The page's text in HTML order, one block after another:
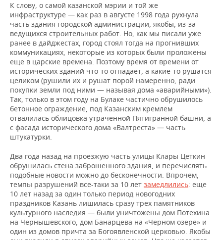
К слову, о самой казанской мэрии и той же
инфраструктуре — как раз в августе 1998 года рухнула
часть здания городской администрации, якобы, из-за
ведущихся строительных работ. Но, как мы писали уже
ранее в дайджестах, город стоял тогда на прогнивших
коммуникациях, некоторые из которых были проложены
еще в царские времена. Поэтому время от времени от
исторических зданий что-то отпадает, а какие-то рушатся
целиком (рушили их и рушат порой намеренно, ради
покупки земли под ними — называя дома «аварийными»).
Так, только в этом году на Булаке частично обрушилось
бетонное ограждение, под Казанским кремлем
отвалилась облицовка утраченной Пятигранной башни, а
с фасада исторического дома «Валтреста» — часть
штукатурки.
Два года назад на проезжую часть улицы Клары Цеткин
обрушилась стена заброшенного здания, и перечислять
подобные новости можно до бесконечности. Впрочем,
темпы разрушений все-таки за 10 лет замедлились: еще
10 лет назад за один только период новогодних
праздников Казань лишилась сразу трех памятников
культурного наследия — были уничтожены дом Потехина
на Чернышевского, дом Банарцева на «Черном озере» и
один из домов причта за Богоявленской церковью. Якобы